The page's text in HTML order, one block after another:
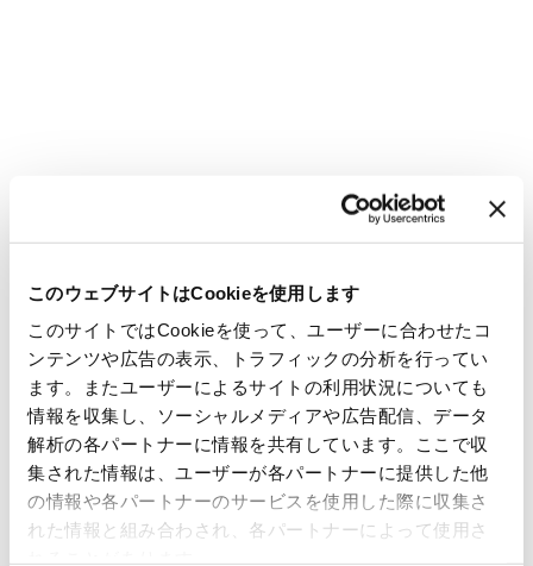
このウェブサイトはCookieを使用します
このサイトではCookieを使って、ユーザーに合わせたコ
ンテンツや広告の表示、トラフィックの分析を行ってい
ます。またユーザーによるサイトの利用状況についても
情報を収集し、ソーシャルメディアや広告配信、データ
解析の各パートナーに情報を共有しています。ここで収
集された情報は、ユーザーが各パートナーに提供した他
の情報や各パートナーのサービスを使用した際に収集さ
れた情報と組み合わされ、各パートナーによって使用さ